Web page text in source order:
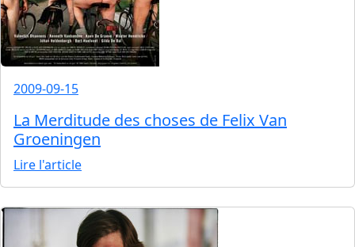
2009-09-15
La Merditude des choses de Felix Van
Groeningen
Lire l'article